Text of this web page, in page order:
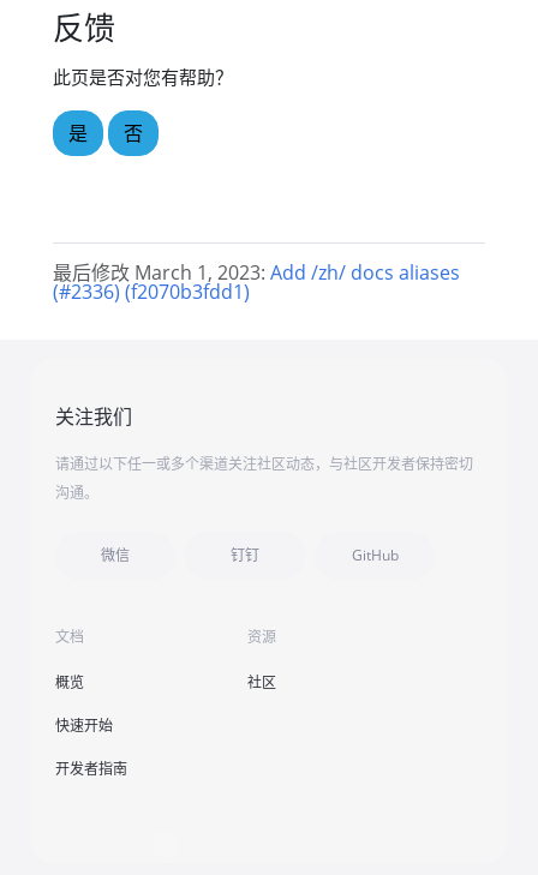
反馈
此页是否对您有帮助？
是 否
最后修改 March 1, 2023: Add /zh/ docs aliases
(#2336) (f2070b3fdd1)
关注我们
请通过以下任一或多个渠道关注社区动态，与社区开发者保持密切
沟通。
微信 钉钉 GitHub
文档
概览
快速开始
开发者指南
资源
社区